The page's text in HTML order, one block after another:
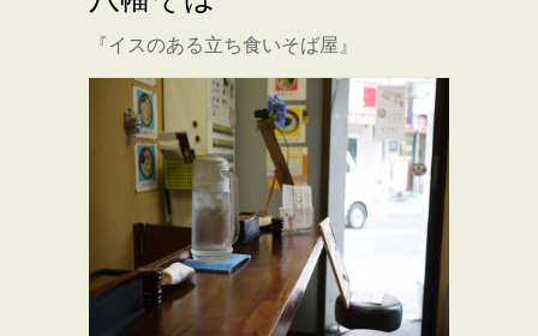
『イスのある立ち食いそば屋』